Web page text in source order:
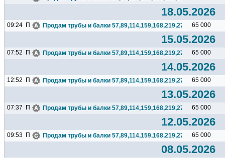
18.05.2026
09:24 П Продам трубы и балки 65 000
15.05.2026
07:52 П Продам трубы и балки 65 000
14.05.2026
12:52 П Продам трубы и балки 65 000
13.05.2026
07:37 П Продам трубы и балки 65 000
12.05.2026
09:53 П Продам трубы и балки 65 000
08.05.2026